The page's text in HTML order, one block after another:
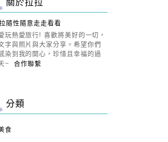
關於拉拉
玩熱愛旅行! 喜歡將美好的一切，
字與照片與大家分享。希望你們
染到我的開心，珍惜且幸福的過
~合作聯繫
分類
食